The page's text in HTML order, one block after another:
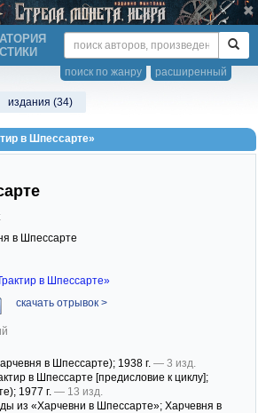
расширенный
поиск по жанру
издания (34)
в Шпессарте»
в Шпессарте
в Шпессарте»
скачать отрывок >
в Шпессарте); 1938 г. — 3 изд.
в Шпессарте [предисловие к циклу];
; 1977 г. — 13 изд.
из «Харчевни в Шпессарте»; Харчевня в